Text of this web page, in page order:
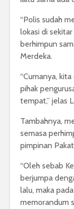
“Polis sudah
lokasi di
berhimpun
Merdeka.
“Cumanya,
pihak
tempat,” jelas
Tambahnya,
semasa
pimpinan
“Oleh sebab
berjumpa
lalu, maka
memorandum